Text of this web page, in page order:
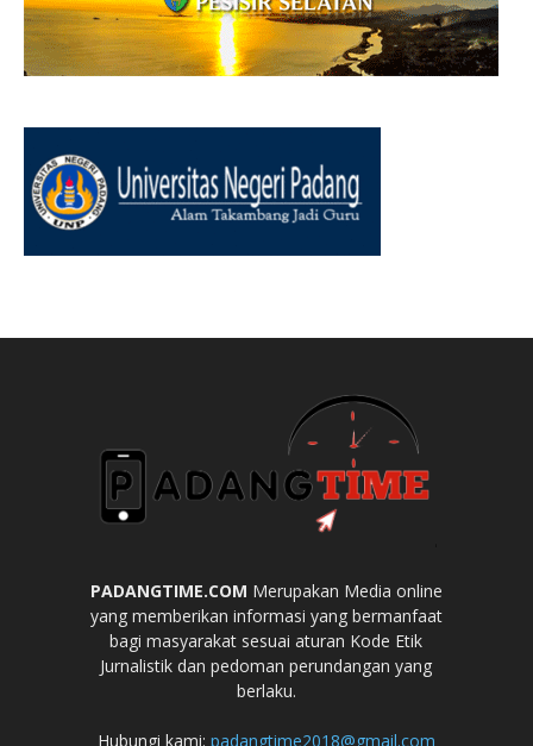
PADANGTIME.COM Merupakan Media online
yang memberikan informasi yang bermanfaat
bagi masyarakat sesuai aturan Kode Etik
Jurnalistik dan pedoman perundangan yang
berlaku.
Hubungi kami: padangtime2018@gmail.com